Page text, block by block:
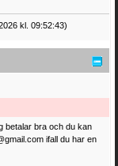
kl. 09:52:43)
betalar bra och du kan
ifall du har en